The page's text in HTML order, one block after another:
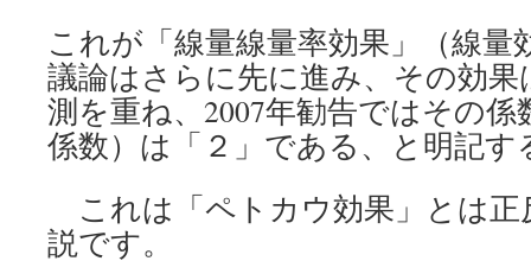
これが「線量線量率効果」（線量
議論はさらに先に進み、その効
測を重ね、2007年勧告ではその係
係数）は「２」である、と明記
これは「ペトカウ効果」とは正
説です。